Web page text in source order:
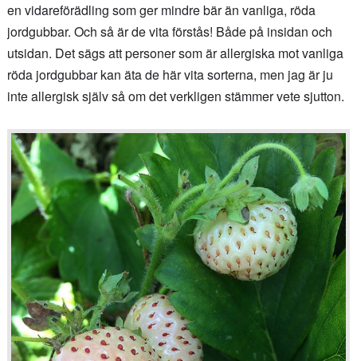
en vidareförädling som ger mindre bär än vanliga, röda
jordgubbar. Och så är de vita förstås! Både på insidan och
utsidan. Det sägs att personer som är allergiska mot vanliga
röda jordgubbar kan äta de här vita sorterna, men jag är ju
inte allergisk själv så om det verkligen stämmer vete sjutton.